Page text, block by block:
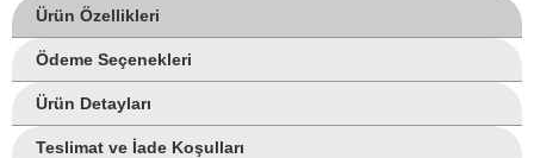
Ürün Özellikleri
Ödeme Seçenekleri
Ürün Detayları
Teslimat ve İade Koşulları